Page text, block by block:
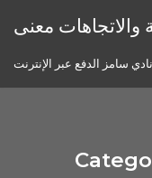
والاتجاهات معنى
سامز الدفع عبر الإنترنت